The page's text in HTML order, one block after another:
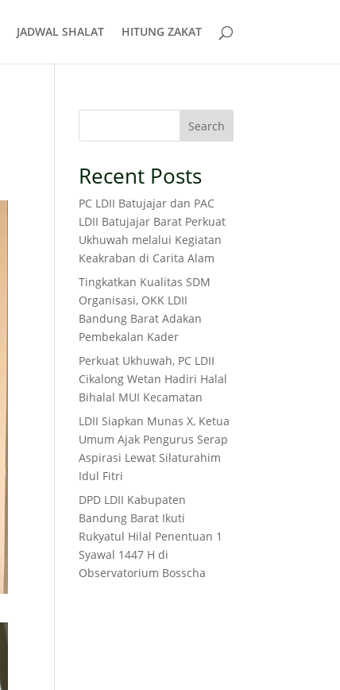
JADWAL SHALAT HITUNG ZAKAT
Search
Recent Posts
PC LDII Batujajar dan PAC
LDII Batujajar Barat Perkuat
Ukhuwah melalui Kegiatan
Keakraban di Carita Alam
Tingkatkan Kualitas SDM
Organisasi, OKK LDII
Bandung Barat Adakan
Pembekalan Kader
Perkuat Ukhuwah, PC LDII
Cikalong Wetan Hadiri Halal
Bihalal MUI Kecamatan
LDII Siapkan Munas X, Ketua
Umum Ajak Pengurus Serap
Aspirasi Lewat Silaturahim
Idul Fitri
DPD LDII Kabupaten
Bandung Barat Ikuti
Rukyatul Hilal Penentuan 1
Syawal 1447 H di
Observatorium Bosscha